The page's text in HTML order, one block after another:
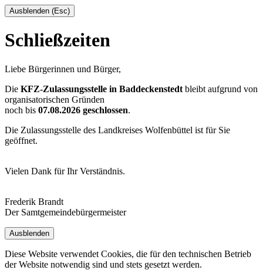
Ausblenden (Esc)
Schließzeiten
Liebe Bürgerinnen und Bürger,
Die KFZ-Zulassungsstelle in Baddeckenstedt bleibt aufgrund von
organisatorischen Gründen
noch bis 07.08.2026 geschlossen.
Die Zulassungsstelle des Landkreises Wolfenbüttel ist für Sie
geöffnet.
Vielen Dank für Ihr Verständnis.
Frederik Brandt
Der Samtgemeindebürgermeister
Ausblenden
Diese Website verwendet Cookies, die für den technischen Betrieb
der Website notwendig sind und stets gesetzt werden.